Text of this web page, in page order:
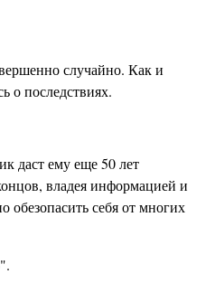
случайно. Как и
о последствиях.
даст ему еще 50 лет
владея информацией и
себя от многих